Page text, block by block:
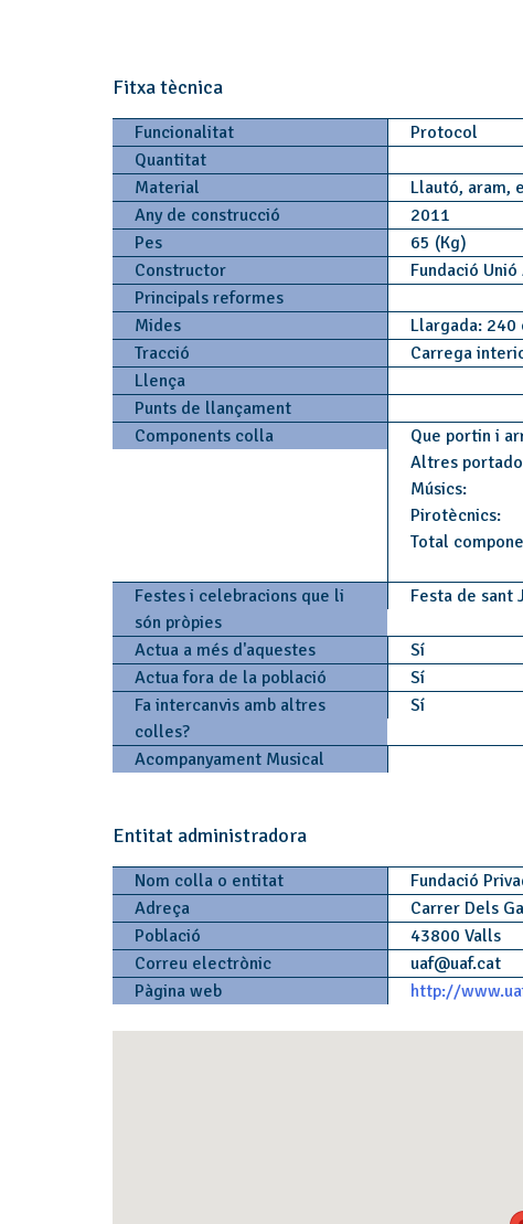
Fitxa tècnica
Funcionalitat
Protocol
Quantitat
Material
Llautó, aram,
Any de construcció
2011
Pes
65 (Kg)
Constructor
Fundació
Principals reformes
Mides
Llargada: 240
Tracció
Carrega
Llença
Punts de llançament
Components colla
Que portin i
Altres
Músics:
Pirotècnics:
Total
Festes i celebracions que li
són pròpies
Festa de sant
Actua a més d'aquestes
Sí
Actua fora de la població
Sí
Fa intercanvis amb altres
colles?
Sí
Acompanyament Musical
Entitat administradora
Nom colla o entitat
Fundació
Adreça
Carrer Dels
Població
43800 Valls
Correu electrònic
uaf@uaf.cat
Pàgina web
http://